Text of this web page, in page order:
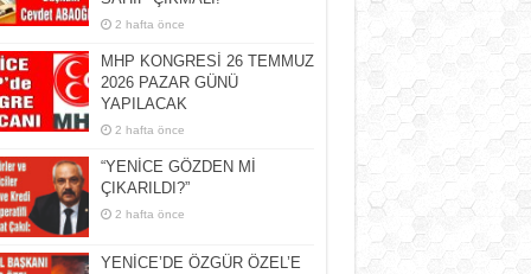
2 hafta önce
MHP KONGRESİ 26 TEMMUZ
2026 PAZAR GÜNÜ
YAPILACAK
2 hafta önce
“YENİCE GÖZDEN Mİ
ÇIKARILDI?”
2 hafta önce
YENİCE’DE ÖZGÜR ÖZEL’E